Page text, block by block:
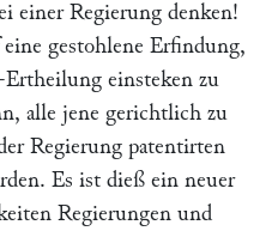
einer Regierung denken!
gestohlene Erfindung,
einsteken zu
alle jene gerichtlich zu
Regierung patentirten
Es ist dieß ein neuer
Regierungen und